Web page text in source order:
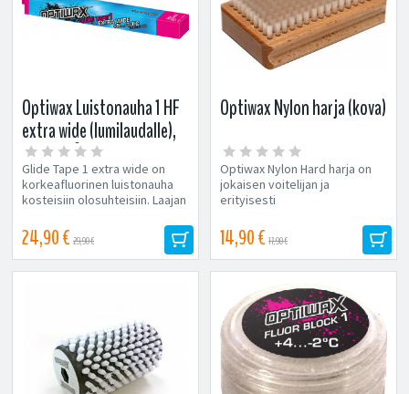
Optiwax Luistonauha 1 HF
extra wide (lumilaudalle),
+5...-10°C
Glide Tape 1 extra wide on
korkeafluorinen luistonauha
kosteisiin olosuhteisiin. Laajan
24,90 € 29,90 €
Optiwax Nylon harja (kova)
Optiwax Nylon Hard harja on
jokaisen voitelijan ja
erityisesti
vakiovaruste. Kovan Nylon
jouhen...
14,90 € 17,90 €